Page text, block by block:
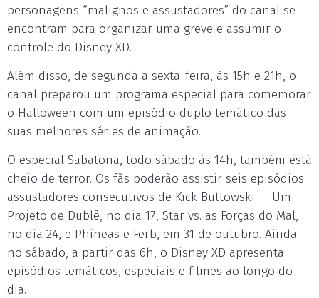
personagens “malignos e assustadores” do canal se
encontram para organizar uma greve e assumir o
controle do Disney XD.
Além disso, de segunda a sexta-feira, às 15h e 21h, o
canal preparou um programa especial para comemorar
o Halloween com um episódio duplo temático das
suas melhores séries de animação.
O especial Sabatona, todo sábado às 14h, também está
cheio de terror. Os fãs poderão assistir seis episódios
assustadores consecutivos de Kick Buttowski -- Um
Projeto de Dublê, no dia 17, Star vs. as Forças do Mal,
no dia 24, e Phineas e Ferb, em 31 de outubro. Ainda
no sábado, a partir das 6h, o Disney XD apresenta
episódios temáticos, especiais e filmes ao longo do
dia.